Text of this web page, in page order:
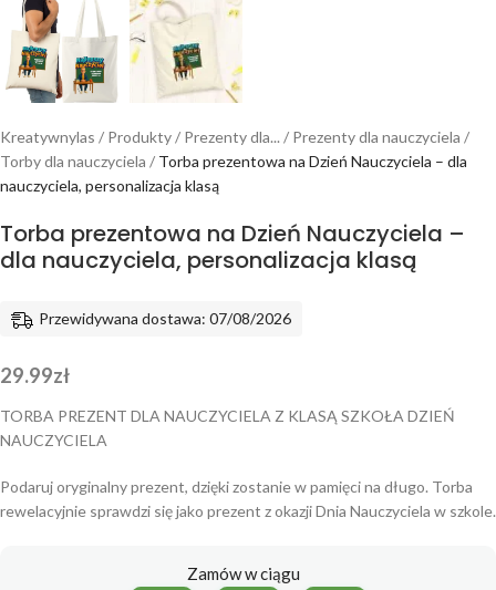
Kreatywnylas / Produkty/ Prezenty dla... / Prezenty dla nauczyciela /
Torby dla nauczyciela / Torba prezentowa na Dzień Nauczyciela – dla
nauczyciela, personalizacja klasą
Torba prezentowa na Dzień Nauczyciela –
dla nauczyciela, personalizacja klasą
Przewidywana dostawa: 07/08/2026
29.99zł
TORBA PREZENT DLA NAUCZYCIELA Z KLASĄ SZKOŁA DZIEŃ
NAUCZYCIELA
Podaruj oryginalny prezent, dzięki zostanie w pamięci na długo. Torba
rewelacyjnie sprawdzi się jako prezent z okazji Dnia Nauczyciela w szkole.
Zamów w ciągu